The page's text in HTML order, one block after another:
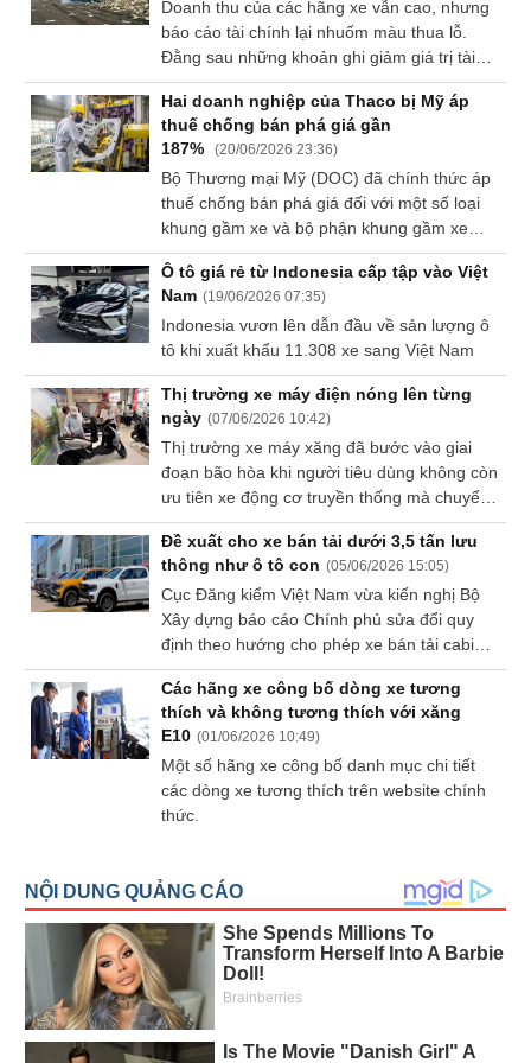
sự thoải mái cho người dùng. Trên các diễn
đàn xe hơi, AKauto thường xuyên được nhắc
đến như một địa điểm “vàng” mỗi khi chủ xe
cần một giải pháp bọc ghế ô tô chuyên
nghiệp, đúng gu và hướng tới giá trị sử dụng
lâu dài.
Doanh thu của các hãng xe vẫn cao, nhưng
báo cáo tài chính lại nhuốm màu thua lỗ.
Đằng sau những khoản ghi giảm giá trị tài
sản hàng chục tỷ đô la là hai vấn đề gồm
chiến lược xe điện đi trước nhu cầu và túi
tiền người mua đã gần cạn. Ngành công
nghiệp lớn nhất hành tinh buộc phải định giá
lại chính mình.
Hai doanh nghiệp của Thaco bị Mỹ áp
thuế chống bán phá giá gần
187%
(20/06/2026 23:36)
Bộ Thương mại Mỹ (DOC) đã chính thức áp
thuế chống bán phá giá đối với một số loại
khung gầm xe và bộ phận khung gầm xe
nhập khẩu từ Việt Nam, Thái Lan và Mexico,
sau khi cùng với Ủy ban Thương mại Quốc
tế Mỹ (ITC) kết luận các sản phẩm này gây
thiệt hại đáng kể cho ngành sản xuất trong
nước.
Ô tô giá rẻ từ Indonesia cấp tập vào Việt
Nam (19/06/2026 07:35)
Indonesia vươn lên dẫn đầu về sản lượng ô
tô khi xuất khẩu 11.308 xe sang Việt Nam
Thị trường xe máy điện nóng lên từng
ngày (07/06/2026 10:42)
Thị trường xe máy xăng đã bước vào giai
đoạn bão hòa khi người tiêu dùng không còn
ưu tiên xe động cơ truyền thống mà chuyển
mạnh sang xe máy điện.
Đề xuất cho xe bán tải dưới 3,5 tấn lưu
thông như ô tô con (05/06/2026 15:05)
Cục Đăng kiểm Việt Nam vừa kiến nghị Bộ
Xây dựng báo cáo Chính phủ sửa đổi quy
định theo hướng cho phép xe bán tải cabin
kép (pickup) và xe tải van có khối lượng toàn
bộ đến 3,5 tấn được lưu thông như ô tô con.
Các hãng xe công bố dòng xe tương
thích và không tương thích với xăng
E10 (01/06/2026 10:49)
Một số hãng xe công bố danh mục chi tiết
các dòng xe tương thích trên website chính
thức.
VỤ
BẤT
SẢN
Mã
chứng
Tất cả Cổ phiếu Chỉ số Chứng chỉ quỹ
(-)
Tất cả Người nội bộ Người liên quan Cổ đông lớn
Bài
viết
của
tác
giả
(-)